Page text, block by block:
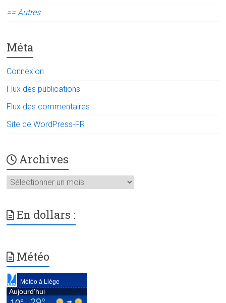
== Autres
Méta
Connexion
Flux des publications
Flux des commentaires
Site de WordPress-FR
Archives
Archives
En dollars :
Météo